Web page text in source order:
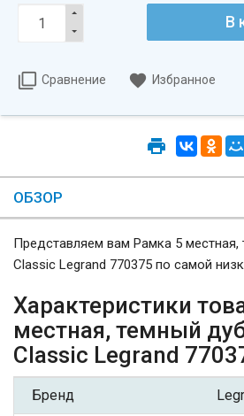
Сравнение Избранное
ОБЗОР
Представляем вам Рамка 5 местная,
Classic Legrand 770375 по самой
Характеристики
местная, темный
Classic Legrand
Бренд